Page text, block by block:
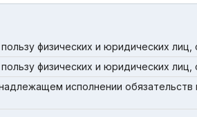
физических и юридических лиц,
физических и юридических
исполнении обязательств